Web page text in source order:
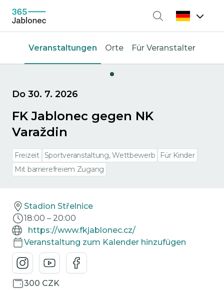
Suche
Veranstaltungen Orte Für Veranstalter
Do 30. 7. 2026
FK Jablonec gegen NK
Varaždin
Freizeit Sportveranstaltung, Wettbewerb
Für Kinder
Mit barrierefreiem Zugang
Stadion Střelnice
18:00 – 20:00
https://www.fkjablonec.cz/
Veranstaltung zum Kalender hinzufügen
300 CZK